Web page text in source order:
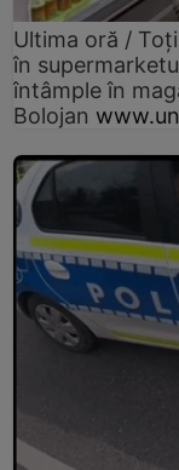
Ultima oră /
în
întâmple în
Bolojan